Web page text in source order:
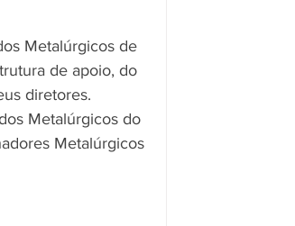
Metalúrgicos de
de apoio, do
diretores.
Metalúrgicos do
Metalúrgicos